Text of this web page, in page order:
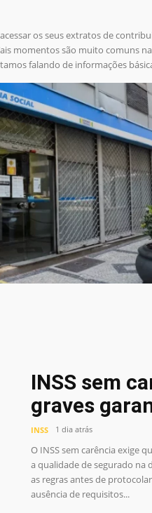
os seus extratos de
momentos são muito comuns
falando de informações
INSS sem
graves
INSS 1 dia atrás
O INSS sem carência exige
a qualidade de segurado na
as regras antes de
ausência de requisitos...